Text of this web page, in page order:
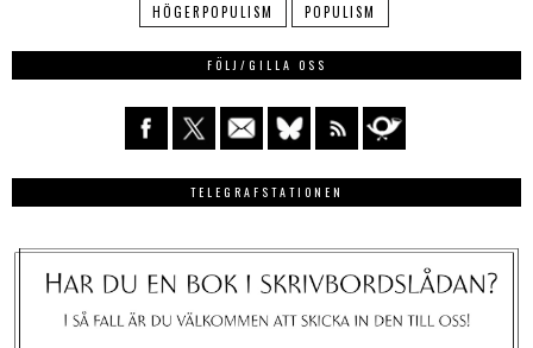
HÖGERPOPULISM
POPULISM
FÖLJ/GILLA OSS
TELEGRAFSTATIONEN